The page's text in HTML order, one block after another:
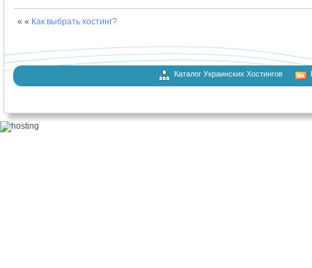
« « Как выбрать хостинг?
Каталог Украинских Хостингов